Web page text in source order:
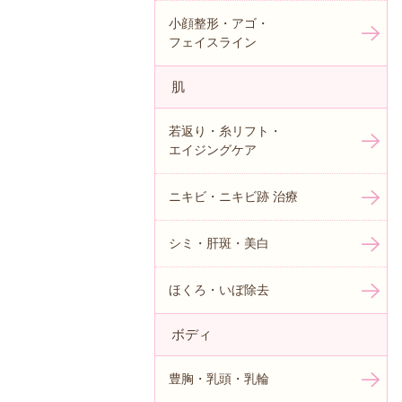
小顔整形・アゴ・
フェイスライン
肌
若返り・糸リフト・
エイジングケア
ニキビ・ニキビ跡 治療
シミ・肝斑・美白
ほくろ・いぼ除去
ボディ
豊胸・乳頭・乳輪